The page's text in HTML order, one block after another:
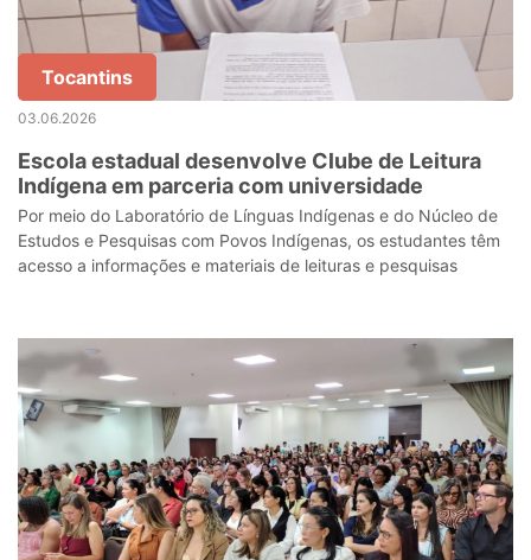
Tocantins
03.06.2026
Escola estadual desenvolve Clube de Leitura
Indígena em parceria com universidade
Por meio do Laboratório de Línguas Indígenas e do Núcleo de
Estudos e Pesquisas com Povos Indígenas, os estudantes têm
acesso a informações e materiais de leituras e pesquisas